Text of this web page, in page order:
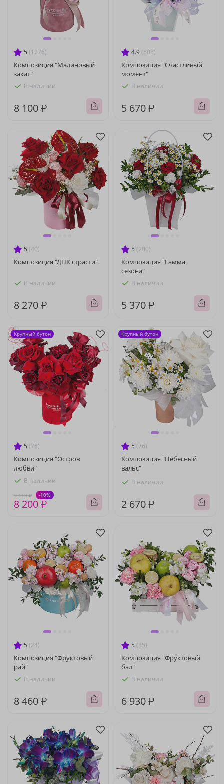
5 (1276)
Композиция "Малиновый
закат"
В наличии
8 100 ₽
4.9 (505)
Композиция "Счастливый
момент"
В наличии
5 670 ₽
5 (40)
Композиция "ДНК страсти"
В наличии
8 270 ₽
5 (200)
Композиция "Гамма
сезона"
В наличии
5 370 ₽
5 (78)
Композиция "Остров
любви"
В наличии
9 110 ₽ -10%
8 200 ₽
Крупный бутон
5 (76)
Композиция "Небесный
вальс"
В наличии
2 670 ₽
Крупный бутон
5 (24)
Композиция "Фруктовый
рай"
В наличии
8 460 ₽
5 (35)
Композиция "Фруктовый
бал"
В наличии
6 930 ₽